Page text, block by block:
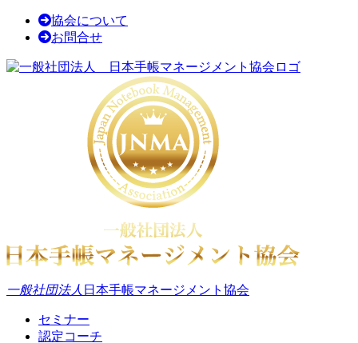
協会について
お問合せ
一般社団法人 日本手帳マネージメント協会
セミナー
認定コーチ